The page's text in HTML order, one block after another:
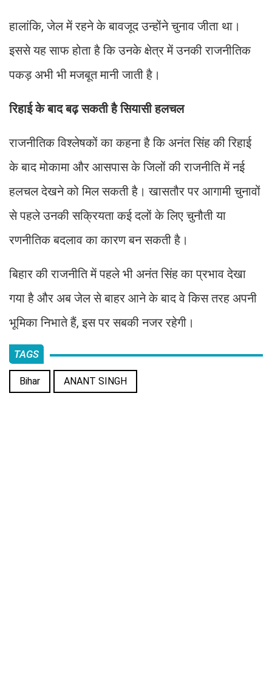
हालांकि, जेल में रहने के बावजूद उन्होंने चुनाव जीता था।
इससे यह साफ होता है कि उनके क्षेत्र में उनकी राजनीतिक
पकड़ अभी भी मजबूत मानी जाती है।
रिहाई के बाद बढ़ सकती है सियासी हलचल
राजनीतिक विश्लेषकों का कहना है कि अनंत सिंह की रिहाई
के बाद मोकामा और आसपास के जिलों की राजनीति में नई
हलचल देखने को मिल सकती है। खासतौर पर आगामी चुनावों
से पहले उनकी सक्रियता कई दलों के लिए चुनौती या
रणनीतिक बदलाव का कारण बन सकती है।
बिहार की राजनीति में पहले भी अनंत सिंह का प्रभाव देखा
गया है और अब जेल से बाहर आने के बाद वे किस तरह अपनी
भूमिका निभाते हैं, इस पर सबकी नजर रहेगी।
TAGS
Bihar ANANT SINGH